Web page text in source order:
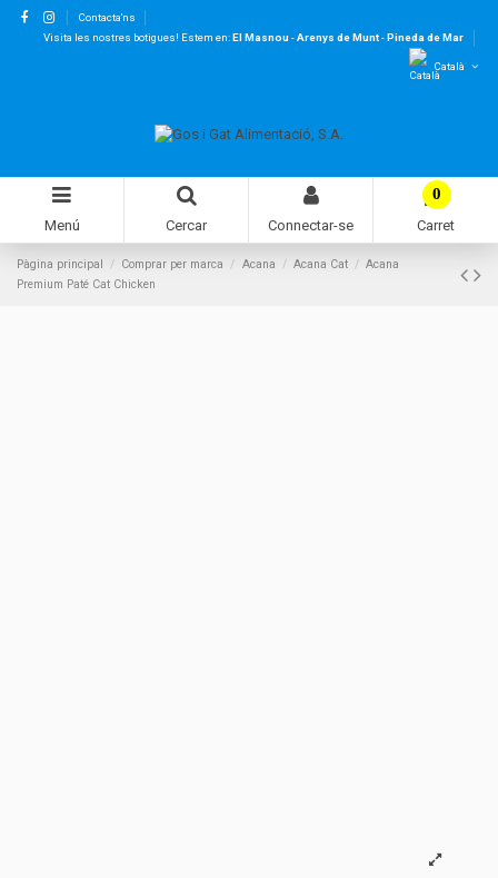
Contacta'ns
Visita les nostres botigues! Estem en:El Masnou-Arenys de Munt-Pineda de Mar
Català
Menú Cercar Connectar-se
0
Carret
Pàgina principal Comprar per marca Acana Acana Cat
Acana
Premium Paté Cat Chicken